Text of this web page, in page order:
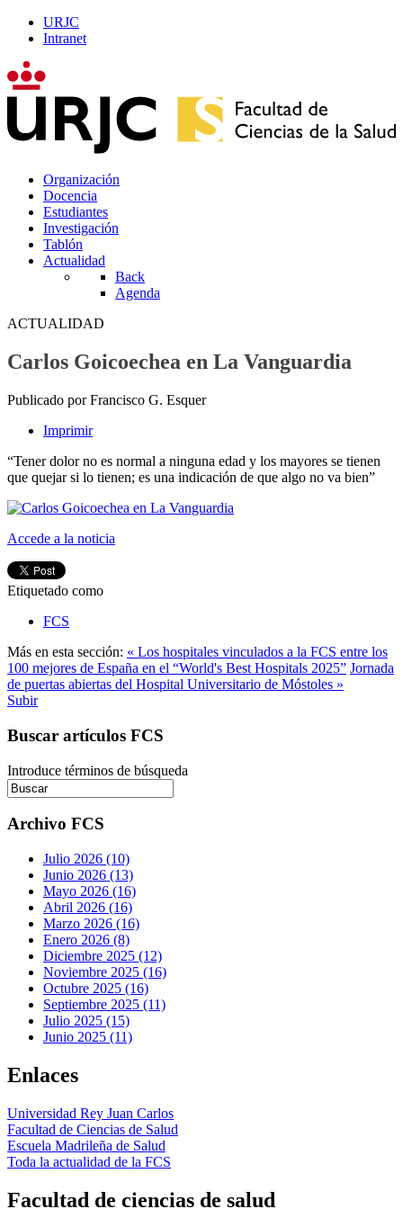
URJC
Intranet
Organización
Docencia
Estudiantes
Investigación
Tablón
Actualidad
Back
Agenda
ACTUALIDAD
Carlos Goicoechea en La Vanguardia
Publicado por Francisco G. Esquer
Imprimir
“Tener dolor no es normal a ninguna edad y los mayores se tienen
que quejar si lo tienen; es una indicación de que algo no va bien”
Accede a la noticia
Etiquetado como
FCS
Más en esta sección: « Los hospitales vinculados a la FCS entre los
100 mejores de España en el “World's Best Hospitals 2025” Jornada
de puertas abiertas del Hospital Universitario de Móstoles »
Subir
Buscar artículos FCS
Introduce términos de búsqueda
Archivo FCS
Julio 2026 (10)
Junio 2026 (13)
Mayo 2026 (16)
Abril 2026 (16)
Marzo 2026 (16)
Enero 2026 (8)
Diciembre 2025 (12)
Noviembre 2025 (16)
Octubre 2025 (16)
Septiembre 2025 (11)
Julio 2025 (15)
Junio 2025 (11)
Enlaces
Universidad Rey Juan Carlos
Facultad de Ciencias de Salud
Escuela Madrileña de Salud
Toda la actualidad de la FCS
Facultad de ciencias de salud